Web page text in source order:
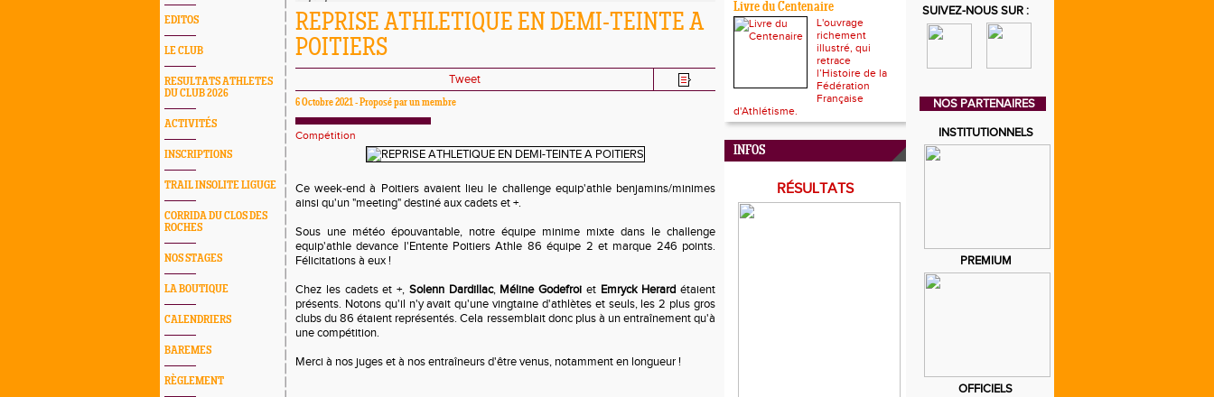
EDITOS
LE CLUB
RESULTATS ATHLETES
DU CLUB 2026
ACTIVITÉS
INSCRIPTIONS
TRAIL INSOLITE LIGUGE
CORRIDA DU CLOS DES
ROCHES
NOS STAGES
LA BOUTIQUE
CALENDRIERS
BAREMES
RÈGLEMENT
REPRISE ATHLETIQUE EN DEMI-TEINTE A
POITIERS
Tweet
6 Octobre 2021 - Proposé par un membre
Compétition
Ce week-end à Poitiers avaient lieu le challenge equip'athle benjamins/minimes
ainsi qu'un "meeting" destiné aux cadets et +.
Sous une météo épouvantable, notre équipe minime mixte dans le challenge
equip'athle devance l'Entente Poitiers Athle 86 équipe 2 et marque 246 points.
Félicitations à eux !
Chez les cadets et +, Solenn Dardillac, Méline Godefroi et Emryck Herard étaient
présents. Notons qu'il n'y avait qu'une vingtaine d'athlètes et seuls, les 2 plus gros
clubs du 86 étaient représentés. Cela ressemblait donc plus à un entraînement qu'à
une compétition.
Merci à nos juges et à nos entraîneurs d'être venus, notamment en longueur !
Livre du Centenaire
L'ouvrage
richement
illustré, qui
retrace
l’Histoire de la
Fédération
Française
d'Athlétisme.
INFOS
RÉSULTATS
SUIVEZ-NOUS SUR :
NOS PARTENAIRES
INSTITUTIONNELS
PREMIUM
OFFICIELS